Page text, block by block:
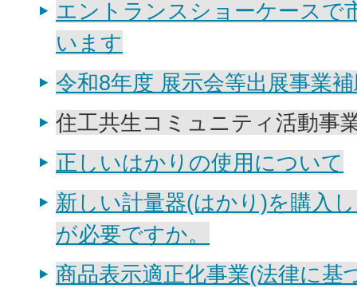
エントランスショーケースで
います
令和8年度 展示会等出展事業
住工共生コミュニティ活動事
正しいはかりの使用について
新しい計量器(はかり)を購入
が必要ですか。
商品表示適正化事業(法律に基